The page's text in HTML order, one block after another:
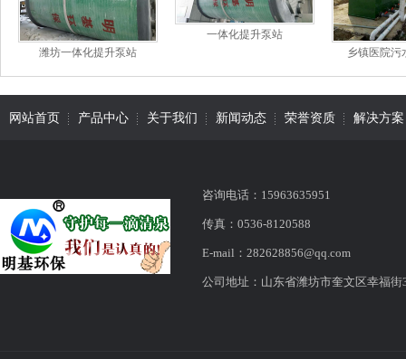
潍坊一体化提升泵站
一体化提升泵站
乡镇医院污
网站首页 产品中心 关于我们 新闻动态 荣誉资质 解决方案
咨询电话：15963635951
传真：0536-8120588
E-mail：282628856@qq.com
公司地址：山东省潍坊市奎文区幸福街